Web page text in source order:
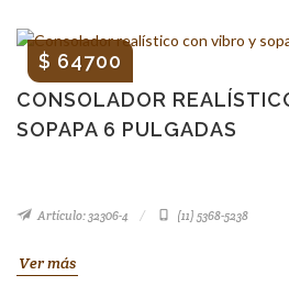
CONSOLADOR
SOPAPA 6 PULGADAS
$ 64700
Artículo: 32306-4 (11) 5368-5238
Ver más